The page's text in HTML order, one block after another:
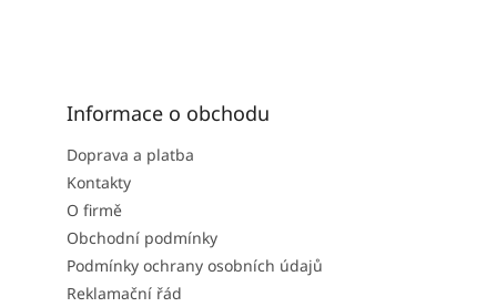
Informace o obchodu
Doprava a platba
Kontakty
O firmě
Obchodní podmínky
Podmínky ochrany osobních údajů
Reklamační řád